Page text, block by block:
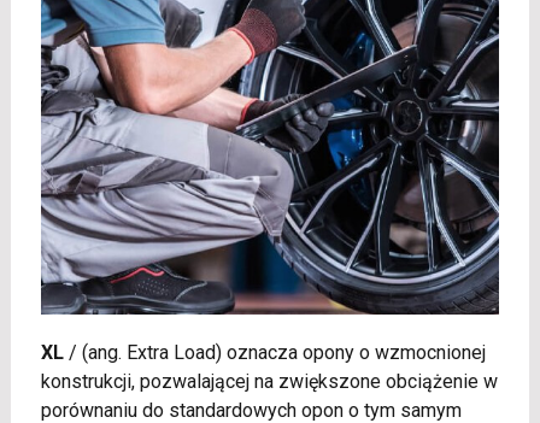
XL/ (ang. Extra Load) oznacza opony o wzmocnionej
konstrukcji, pozwalającej na zwiększone obciążenie w
porównaniu do standardowych opon o tym samym